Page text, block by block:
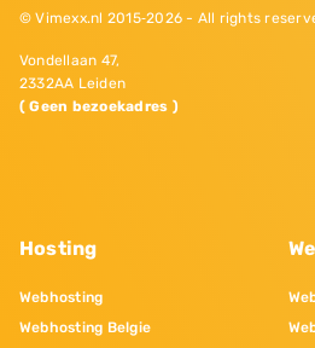
© Vimexx.nl 2015‐2026 - All rights
Vondellaan 47,
2332AA Leiden
( Geen bezoekadres )
Hosting
Webhosting
Webhosting Belgie